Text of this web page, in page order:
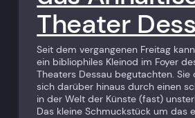
Theater
Seit dem vergangenen Freitag
ein bibliophiles Kleinod im Foyer
Theaters Dessau begutachten. Sie
sich darüber hinaus durch einen
in der Welt der Künste (fast)
Das kleine Schmuckstück um das